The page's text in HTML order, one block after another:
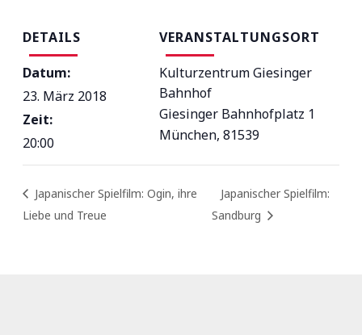
DETAILS
Datum:
23. März 2018
Zeit:
20:00
VERANSTALTUNGSORT
Kulturzentrum Giesinger
Bahnhof
Giesinger Bahnhofplatz 1
München, 81539
Japanischer Spielfilm: Ogin, ihre
Liebe und Treue
Japanischer Spielfilm:
Sandburg